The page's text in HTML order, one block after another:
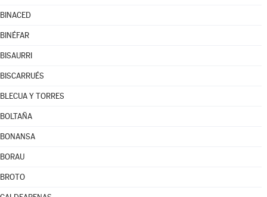
BINACED
BINÉFAR
BISAURRI
BISCARRUÉS
BLECUA Y TORRES
BOLTAÑA
BONANSA
BORAU
BROTO